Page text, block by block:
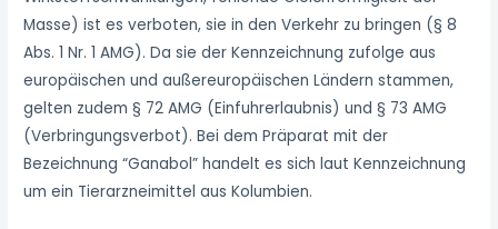
Masse) ist es verboten, sie in den Verkehr zu bringen (§ 8
Abs. 1 Nr. 1 AMG). Da sie der Kennzeichnung zufolge aus
europäischen und außereuropäischen Ländern stammen,
gelten zudem § 72 AMG (Einfuhrerlaubnis) und § 73 AMG
(Verbringungsverbot). Bei dem Präparat mit der
Bezeichnung “Ganabol” handelt es sich laut Kennzeichnung
um ein Tierarzneimittel aus Kolumbien.